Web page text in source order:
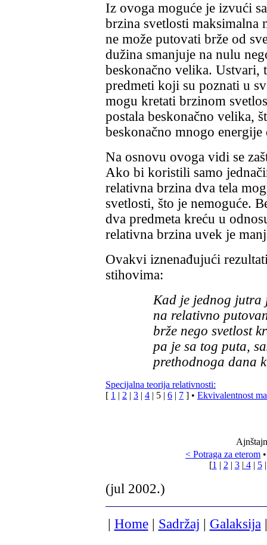
Iz ovoga moguće je izvući
brzina svetlosti maksimalna
ne može putovati brže od
dužina smanjuje na nulu
beskonačno velika. Ustvari,
predmeti koji su poznati u
mogu kretati brzinom
postala beskonačno velika,
beskonačno mnogo
Na osnovu ovoga vidi se
Ako bi koristili samo
relativna brzina dva tela
svetlosti, što je nemoguće.
dva predmeta kreću u
relativna brzina uvek je
Ovakvi iznenađujući
stihovima:
Kad je jednog jutra
na relativno
brže nego svetlost
pa je sa tog puta,
prethodnoga dana
Specijalna teorija relativnosti:
[ 1 | 2 | 3 | 4 | 5 | 6 | 7 ] • Ekvivalentnost
< Potraga za eterom •
[1 | 2 | 3| 4| 5
(jul 2002.)
| Home| Sadržaj | Galaksija